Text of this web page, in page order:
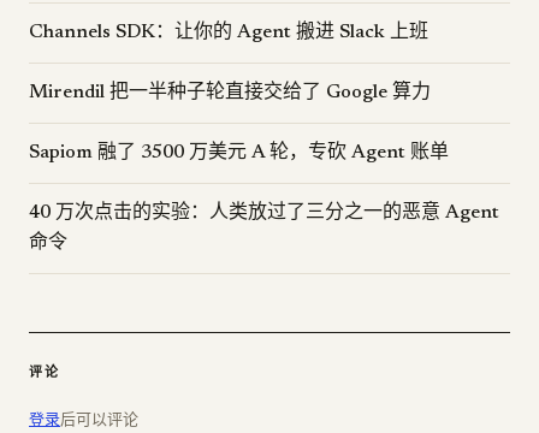
Channels SDK：让你的 Agent 搬进 Slack 上班
Mirendil 把一半种子轮直接交给了 Google 算力
Sapiom 融了 3500 万美元 A 轮，专砍 Agent 账单
40 万次点击的实验：人类放过了三分之一的恶意 Agent
命令
评论
登录后可以评论